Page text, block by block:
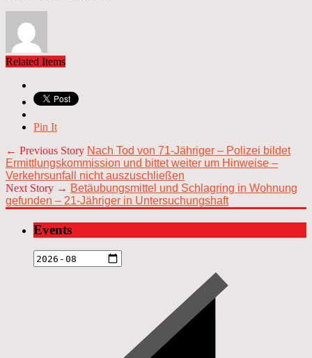
Related Items
Pin It
← Previous Story Nach Tod von 71-Jähriger – Polizei bildet
Ermittlungskommission und bittet weiter um Hinweise –
Verkehrsunfall nicht auszuschließen
Next Story → Betäubungsmittel und Schlagring in Wohnung
gefunden – 21-Jähriger in Untersuchungshaft
Events